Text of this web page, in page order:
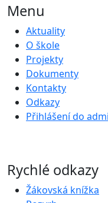
Menu
Aktuality
O škole
Projekty
Dokumenty
Kontakty
Odkazy
Přihlášení do
Rychlé odkazy
Žákovská knížka